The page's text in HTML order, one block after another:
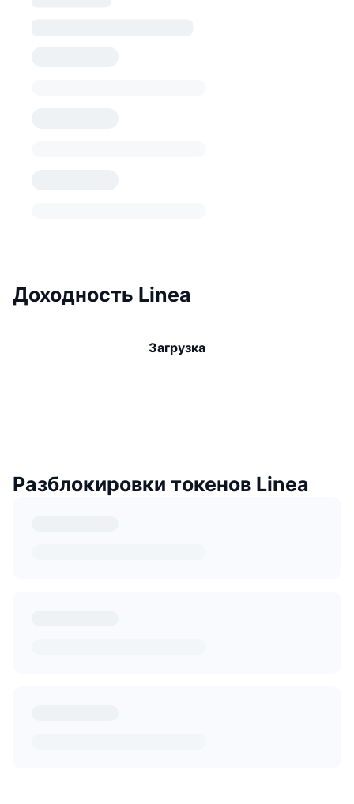
Доходность Linea
Загрузка
Разблокировки токенов Linea